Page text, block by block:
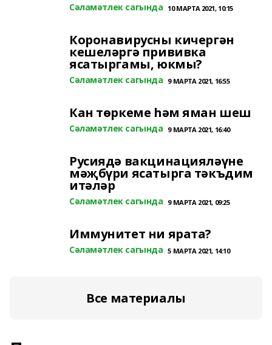
Сәламәтлек сагында 10 МАРТА 2021, 10:15
Коронавирусны кичергән
кешеләргә прививка
ясатыргамы, юкмы?
Сәламәтлек сагында 9 МАРТА 2021, 16:55
Кан төркеме һәм яман шеш
Сәламәтлек сагында 9 МАРТА 2021, 16:40
Русиядә вакцинацияләүне
мәҗбүри ясатырга тәкъдим
итәләр
Сәламәтлек сагында 9 МАРТА 2021, 09:25
Иммунитет ни ярата?
Сәламәтлек сагында 5 МАРТА 2021, 14:10
Все материалы